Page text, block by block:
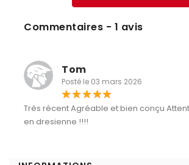
Commentaires - 1 avis
Tom
Posté le 03 mars 2026
Très récent Agréable et bien conçu
en dresienne !!!!